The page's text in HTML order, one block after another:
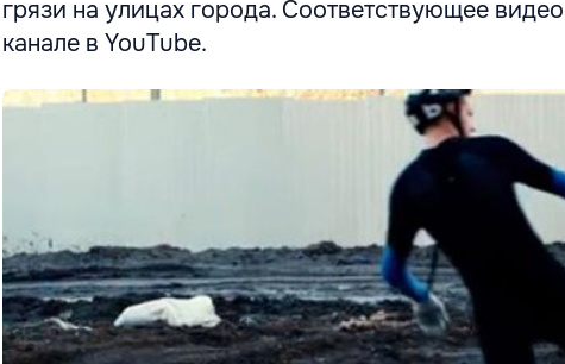
грязи на улицах города. Соответствующее
канале в YouTube.